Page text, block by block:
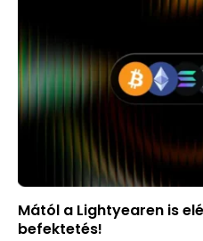
Mától a Lightyearen is
befektetés!